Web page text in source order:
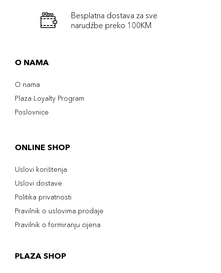
Besplatna dostava za sve
narudźbe preko 100KM
O NAMA
O nama
Plaza Loyalty Program
Poslovnice
ONLINE SHOP
Uslovi korištenja
Uslovi dostave
Politika privatnosti
Pravilnik o uslovima prodaje
Pravilnik o formiranju cijena
PLAZA SHOP